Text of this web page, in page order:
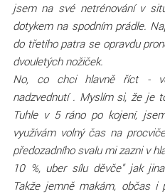
jsem na své netrénování v
dotykem na spodním prádle.
do třetího patra se opravdu
dvouletých nožiček.
No, co chci hlavně říct -
nadzvednutí . Myslím si, že je
Tuhle v 5 ráno po kojení,
využívám volný čas na
předozadního svalu mi zazni v
10 %, uber sílu děvče" jak
Takže jemně makám, občas i